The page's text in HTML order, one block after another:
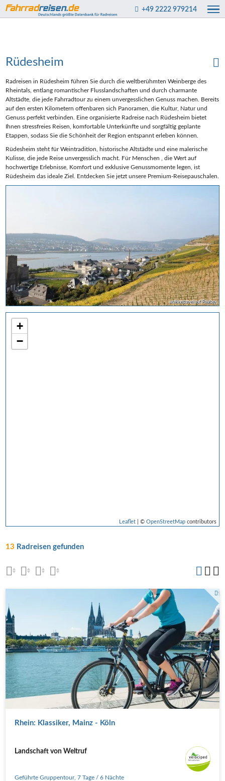
+49 2222 979214
unikketravel auf Pixabay
+
−
Leaflet| © OpenStreetMapcontributors
Rüdesheim
Radreisen in Rüdesheim führen Sie durch die weltberühmten Weinberge des
Rheintals, entlang romantischer Flusslandschaften und durch charmante
Altstädte, die jede Fahrradtour zu einem unvergesslichen Genuss machen. Bereits
auf den ersten Kilometern offenbaren sich Panoramen, die Kultur, Natur und
Genuss perfekt verbinden. Eine organisierte Radreise nach Rüdesheim bietet
Ihnen stressfreies Reisen, komfortable Unterkünfte und sorgfältig geplante
Etappen, sodass Sie die Schönheit der Region entspannt erleben können.
Rüdesheim steht für Weintradition, historische Altstädte und eine malerische
Kulisse, die jede Reise unvergesslich macht. Für Menschen , die Wert auf
hochwertige Erlebnisse, Komfort und exklusive Genussmomente legen, ist
Rüdesheim das ideale Ziel. Entdecken Sie jetzt unsere Premium-Reisepauschalen.
13 Radreisen gefunden
Rhein: Klassiker, Mainz - Köln
Landschaft von Weltruf
Geführte Gruppentour,7 Tage / 6 Nächte